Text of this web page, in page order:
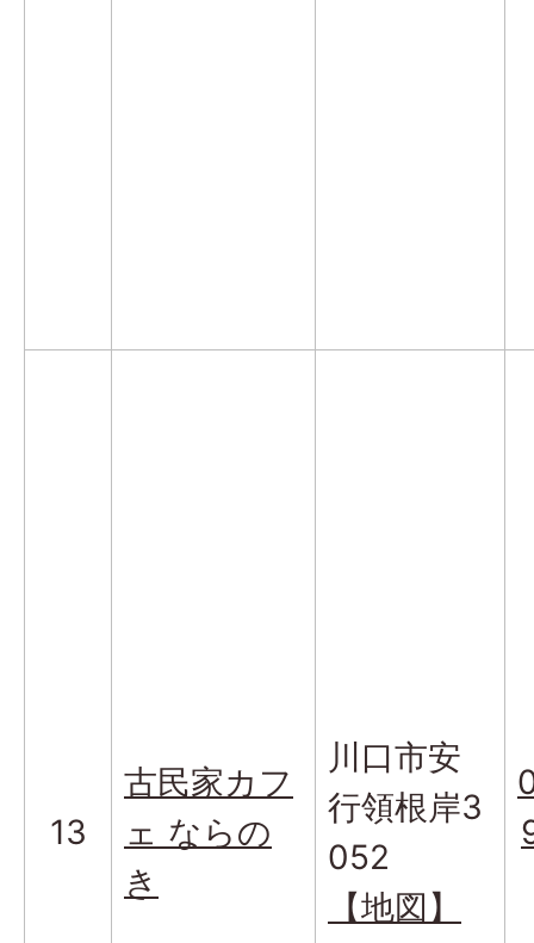
13
古民家カフ
ェ ならの
き
川口市安
行領根岸3
052
【地図】